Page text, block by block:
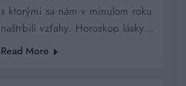
s ktorými sa nám v minulom roku
naštrbili vzťahy. Horoskop lásky…
Read More